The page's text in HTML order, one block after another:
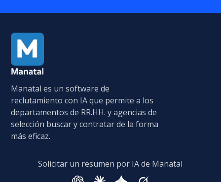
Manatal es un software de
reclutamiento con IA que permite a los
departamentos de RR.HH. y agencias de
selección buscar y contratar de la forma
más eficaz.
Solicitar un resumen por IA de Manatal